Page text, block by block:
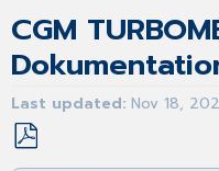
CGM
Last updated Nov 18,